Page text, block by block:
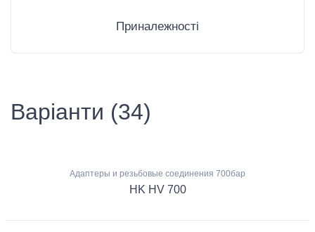
Приналежності
Варіанти (34)
Адаптеры и резьбовые соединения 700бар
HK HV 700